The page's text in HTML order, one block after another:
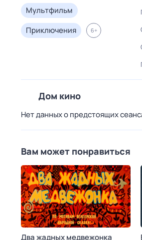
Мультфильм
Приключения
6+
Дом кино
Нет данных о предстоящих
Вам может понравиться
Два жадных медвежонка